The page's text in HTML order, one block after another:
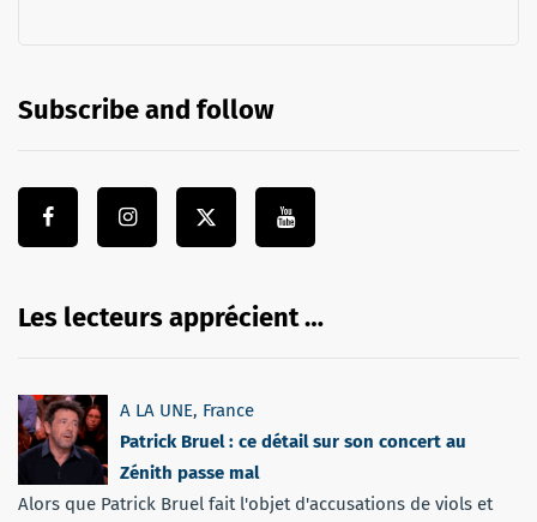
Subscribe and follow
Les lecteurs apprécient …
A LA UNE, France
Patrick Bruel : ce détail sur son concert au
Zénith passe mal
Alors que Patrick Bruel fait l'objet d'accusations de viols et